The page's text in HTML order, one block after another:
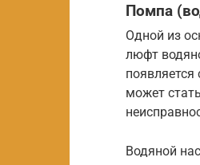
Помпа
Одной из
люфт
может
Водяной